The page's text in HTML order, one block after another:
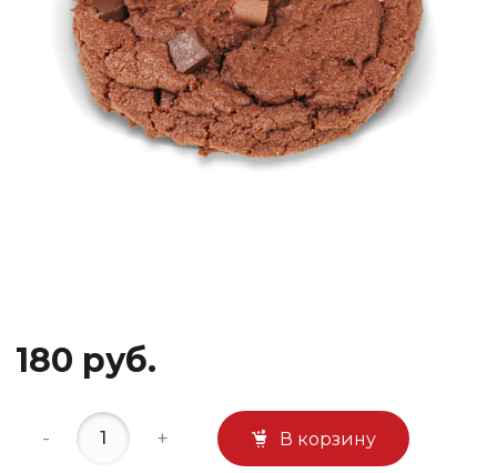
180 руб.
- + В корзину